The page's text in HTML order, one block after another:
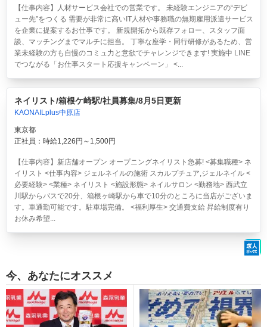
【仕事内容】人材サービス会社での営業です。 未経験エンジニアの“デビ
ュー先”をつくる 需要が非常に高いIT人材や事務職の無期雇用派遣サービス
を企業に提案するお仕事です。 新規開拓から既存フォロー、スタッフ面
談、マッチングまでマルチに担当。 丁寧な座学・同行研修があるため、営
業未経験の方も自慢のコミュ力と意欲でチャレンジできます! 実施中 LINE
でつながる「お仕事スタート応援キャンペーン」 <...
ネイリスト/箱根ケ崎駅/社員募集/8月5日更新
KAONAILplus中原店
東京都
正社員：時給1,226円～1,500円
【仕事内容】新店舗オープン オープニングネイリスト急募! <募集職種> ネ
イリスト <仕事内容> ジェルネイルの施術 スカルプチュア,ジェルネイル <
必要経験> <業種> ネイリスト <施設形態> ネイルサロン <勤務地> 西武立
川駅からバスで20分、箱根ヶ崎駅から車で10分のところに当店がございま
す。車通勤可能です。駐車場完備。 <福利厚生> 交通費支給 昇給制度有り
お休み希望...
今、あなたにオススメ